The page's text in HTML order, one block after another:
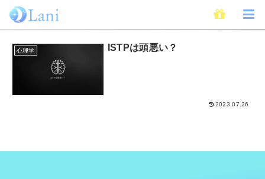
ISTP
心理学 ISTPは頭悪い？
2023.07.26